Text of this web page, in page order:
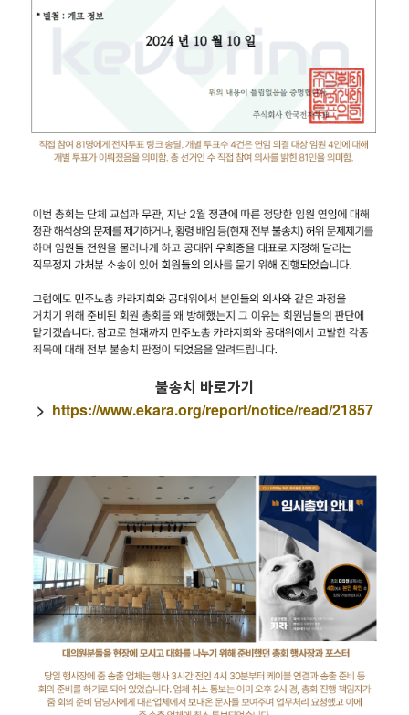
불송치 바로가기
> https://www.ekara.org/report/notice/read/21857